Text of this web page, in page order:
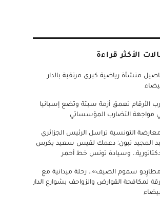
الأكثر قراءة
منشأة رياضية كبرى مرتقبة بالدار
الأرقام تعمق أزمة سبتة وتضع إسبانيا
مواجهة التضارب المؤسساتي
التونسية تراسل الرئيس الجزائري
المجيد تبون: دعمك لقيس سعيد يكرس
وسيادة تونس خط أحمر
سموم الصيف».. رحلة ميدانية مع
لمكافحة القوارض والزواحف بشوارع الدار